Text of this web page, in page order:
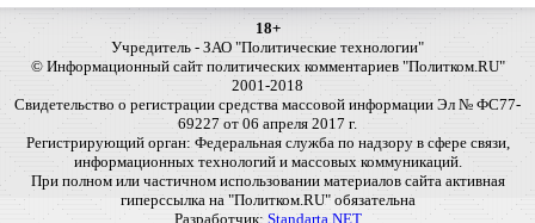
18+
Учредитель - ЗАО "Политические технологии"
© Информационный сайт политических комментариев "Политком.RU"
2001-2018
Свидетельство о регистрации средства массовой информации Эл № ФС77-
69227 от 06 апреля 2017 г.
Регистрирующий орган: Федеральная служба по надзору в сфере связи,
информационных технологий и массовых коммуникаций.
При полном или частичном использовании материалов сайта активная
гиперссылка на "Политком.RU" обязательна
Разработчик: Standarta.NET